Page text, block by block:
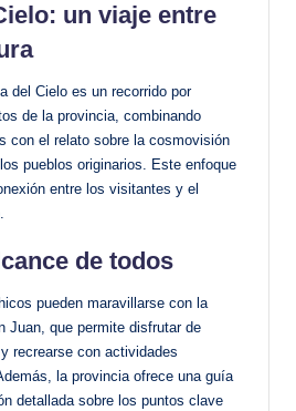
un viaje entre
del Cielo es un recorrido por
de la provincia, combinando
con el relato sobre la cosmovisión
pueblos originarios. Este enfoque
entre los visitantes y el
de todos
pueden maravillarse con la
Juan, que permite disfrutar de
recrearse con actividades
la provincia ofrece una guía
detallada sobre los puntos clave